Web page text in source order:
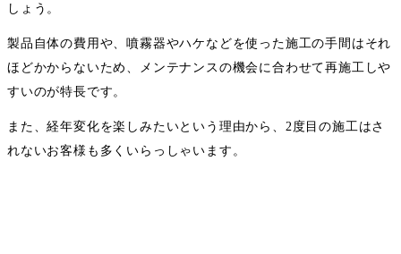
しょう。
製品自体の費用や、噴霧器やハケなどを使った施工の手間はそれ
ほどかからないため、メンテナンスの機会に合わせて再施工しや
すいのが特長です。
また、経年変化を楽しみたいという理由から、2度目の施工はさ
れないお客様も多くいらっしゃいます。